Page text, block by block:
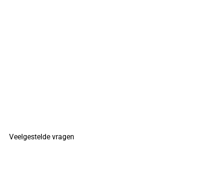
Veelgestelde vragen